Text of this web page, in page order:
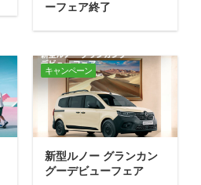
ーフェア終了
キャンペーン
新型ルノー グランカン
グーデビューフェア